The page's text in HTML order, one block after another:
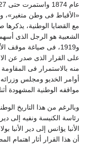
«الأقباط فى وطن متغير»،
مع القضايا الوطنية، يذكرها
و1919، فى صياغة موقف
على القرار الذى صدر عن
منه بالاستمرار فى المقاومة
أوامر الخديو ومجلس وزرائه
مواقفه الوطنية المشهودة أثناء ثورة
وبالرغم من هذا التاريخ
رئاسة الكنيسة ونفيه إلى دير
أن هذا القرار أثار اهتمام